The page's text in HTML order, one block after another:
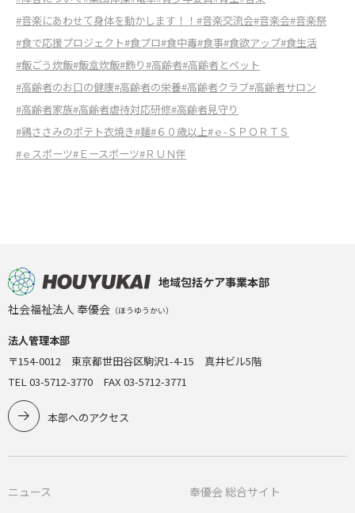
#音楽にあわせて身体を動かします！！ #音楽交流会#音楽会#音楽祭
#食で応援プロジェクト#食プロ#食中毒#食事#食欲アップ#食生活
#飯ごう炊飯#飯盒炊飯#飾り#高齢者#高齢者とペット
#高齢者のお口の健康#高齢者の栄養#高齢者クラブ#高齢者サロン
#高齢者家族#高齢者虐待対応研修#高齢者見守り
#鶏ささみのポテト衣焼き#麺#６０歳以上#ｅ-ＳＰＯＲＴＳ
#ｅスポーツ#Ｅースポーツ#ＲＵＮ伴
地域包括ケア事業本部
社会福祉法人 奉優会 （ほうゆうかい）
法人管理本部
〒154-0012 東京都世田谷区駒沢1-4-15 真井ビル5階
TEL 03-5712-3770 FAX 03-5712-3771
本部へのアクセス
ニュース
奉優会 総合サイト